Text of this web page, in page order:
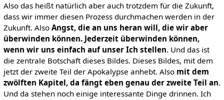
Also das heißt natürlich aber auch trotzdem für die Zukunft,
dass wir immer diesen Prozess durchmachen werden in der
Zukunft. Also Angst, die an uns heran will, die wir aber
überwinden können. Jederzeit überwinden können,
wenn wir uns einfach auf unser Ich stellen. Und das ist
die zentrale Botschaft dieses Bildes. Dieses Bildes, mit dem
jetzt der zweite Teil der Apokalypse anhebt. Also mit dem
zwölften Kapitel, da fängt eben genau der zweite Teil an.
Und da stehen noch einige interessante Dinge drinnen. Ich